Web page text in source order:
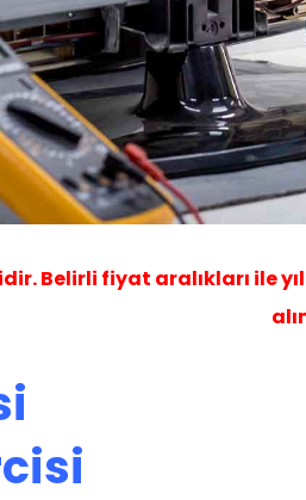
Belirli fiyat aralıkları ile